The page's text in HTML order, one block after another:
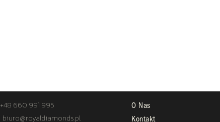
+48 660 991 995
biuro@royaldiamonds.pl
O Nas
Kontakt